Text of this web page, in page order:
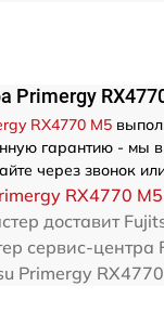
Primergy
RX4770 M5
гарантию - мы в
через звонок
RX4770 M5
доставит
сервис-центра
Primergy